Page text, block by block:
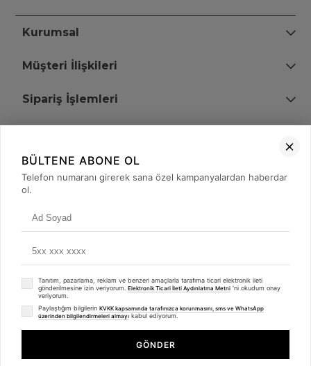
Kurumsal
Müşteri İlişkileri
Sipariş İşlemleri
+90 (850) 473 08 08
© 2008 - 2026merterelektronik.com
- Tüm Hakları Saklıdır. Kredi kartı bilgileriniz 256bit SSL sertifikası ile
Whatsapp
BÜLTENE ABONE OL
Telefon numaranı girerek sana özel kampanyalardan haberdar
ol.
Tanıtım, pazarlama, reklam ve benzeri amaçlarla tarafıma ticari elektronik ileti
gönderilmesine izin veriyorum. Elektronik Ticari İleti Aydınlatma Metni 'ni okudum onay
veriyorum.
Paylaştığım bilgilerin KVKK kapsamında tarafınızca korunmasını, sms ve WhatsApp
üzerinden bilgilendirmeleri almayı kabul ediyorum.
GÖNDER